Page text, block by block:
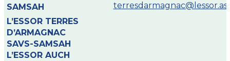
SAMSAH
L’ESSOR TERRES
D’ARMAGNAC
SAVS-SAMSAH
L’ESSOR AUCH